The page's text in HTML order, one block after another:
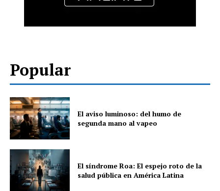
Popular
El aviso luminoso: del humo de
segunda mano al vapeo
El síndrome Roa: El espejo roto de la
salud pública en América Latina